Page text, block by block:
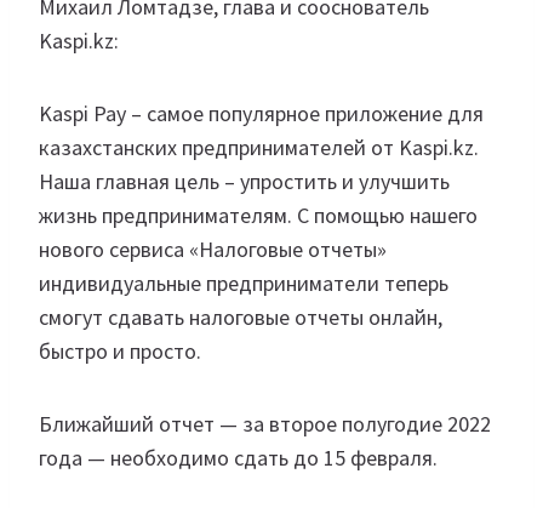
Михаил Ломтадзе, глава и сооснователь
Kaspi.kz:⁣
Kaspi Pay – самое популярное приложение для
казахстанских предпринимателей от Kaspi.kz.
Наша главная цель – упростить и улучшить
жизнь предпринимателям. С помощью нашего
нового сервиса «Налоговые отчеты»
индивидуальные предприниматели теперь
смогут сдавать налоговые отчеты онлайн,
быстро и просто.
Ближайший отчет — за второе полугодие 2022
года — необходимо сдать до 15 февраля.